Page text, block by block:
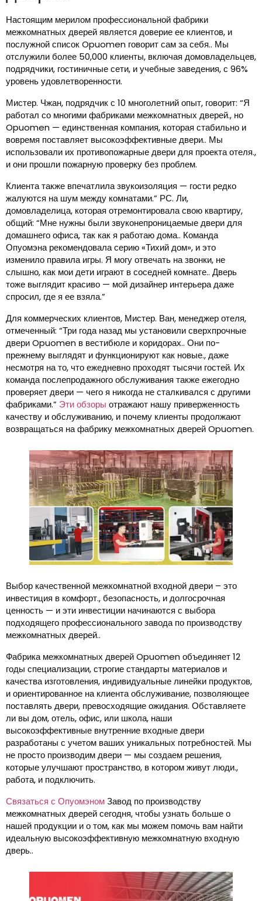
Настоящим мерилом профессиональной фабрики
межкомнатных дверей является доверие ее клиентов, и
послужной список Opuomen говорит сам за себя.. Мы
отслужили более 50,000 клиенты, включая домовладельцев,
подрядчики, гостиничные сети, и учебные заведения, с 96%
уровень удовлетворенности.
Мистер. Чжан, подрядчик с 10 многолетний опыт, говорит: “Я
работал со многими фабриками межкомнатных дверей., но
Opuomen — единственная компания, которая стабильно и
вовремя поставляет высокоэффективные двери.. Мы
использовали их противопожарные двери для проекта отеля.,
и они прошли пожарную проверку без проблем.
Клиента также впечатлила звукоизоляция — гости редко
жалуются на шум между комнатами.” РС. Ли,
домовладелица, которая отремонтировала свою квартиру,
общий: “Мне нужны были звуконепроницаемые двери для
домашнего офиса, так как я работаю дома.. Команда
Опуомэна рекомендовала серию «Тихий дом», и это
изменило правила игры. Я могу отвечать на звонки, не
слышно, как мои дети играют в соседней комнате.. Дверь
тоже выглядит красиво — мой дизайнер интерьера даже
спросил, где я ее взяла.”
Для коммерческих клиентов, Мистер. Ван, менеджер отеля,
отмеченный: “Три года назад мы установили сверхпрочные
двери Opuomen в вестибюле и коридорах.. Они по-
прежнему выглядят и функционируют как новые., даже
несмотря на то, что ежедневно проходят тысячи гостей. Их
команда послепродажного обслуживания также ежегодно
проверяет двери — чего я никогда не сталкивался с другими
фабриками.” Эти обзоры отражают нашу приверженность
качеству и обслуживанию, и почему клиенты продолжают
возвращаться на фабрику межкомнатных дверей Opuomen.
Выбор качественной межкомнатной входной двери – это
инвестиция в комфорт., безопасность, и долгосрочная
ценность — и эти инвестиции начинаются с выбора
подходящего профессионального завода по производству
межкомнатных дверей..
Фабрика межкомнатных дверей Opuomen объединяет 12
годы специализации, строгие стандарты материалов и
качества изготовления, индивидуальные линейки продуктов,
и ориентированное на клиента обслуживание, позволяющее
поставлять двери, превосходящие ожидания. Обставляете
ли вы дом, отель, офис, или школа, наши
высокоэффективные внутренние входные двери
разработаны с учетом ваших уникальных потребностей. Мы
не просто производим двери — мы создаем решения,
которые улучшают пространство, в котором живут люди.,
работа, и подключить.
Связаться с ОпуомэномЗавод по производству
межкомнатных дверей сегодня, чтобы узнать больше о
нашей продукции и о том, как мы можем помочь вам найти
идеальную высокоэффективную межкомнатную входную
дверь..